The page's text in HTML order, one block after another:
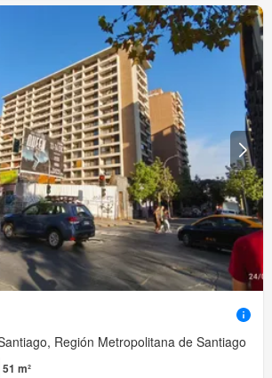
Región Metropolitana de Santiago
51 m²